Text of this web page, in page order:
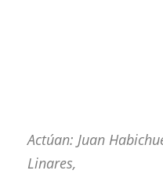
Actúan: Juan
Linares,